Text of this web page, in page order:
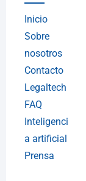
Inicio
Sobre
nosotros
Contacto
Legaltech
FAQ
Inteligenci
a artificial
Prensa